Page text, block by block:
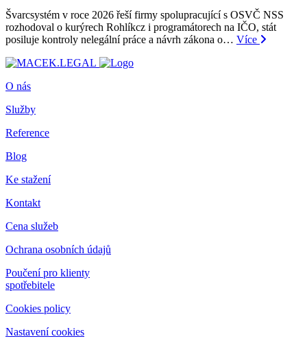
Švarcsystém v roce 2026 řeší firmy spolupracující s OSVČ NSS
rozhodoval o kurýrech Rohlíkcz i programátorech na IČO, stát
posiluje kontroly nelegální práce a návrh zákona o… Více
O nás
Služby
Reference
Blog
Ke stažení
Kontakt
Cena služeb
Ochrana osobních údajů
Poučení pro klienty
spotřebitele
Cookies policy
Nastavení cookies